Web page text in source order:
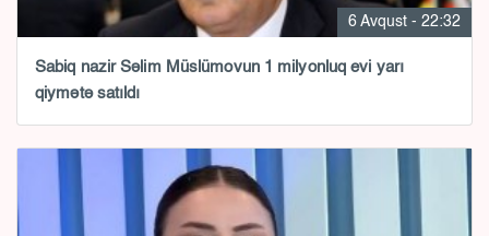
6 Avqust - 22:32
Sabiq nazir Səlim Müslümovun 1 milyonluq evi yarı
qiymətə satıldı